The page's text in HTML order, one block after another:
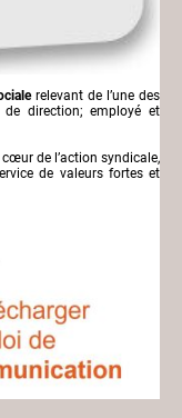
relevant de l’une des
de direction; employé et
de l’action syndicale,
de valeurs fortes et